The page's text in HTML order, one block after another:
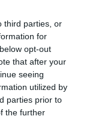
third parties, or
for
opt-out
that after your
seeing
utilized by
parties prior to
the further
το λίπος ως
σημαντική
Ταυτόχρονα,